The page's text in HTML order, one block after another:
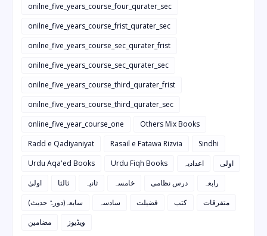
onilne_five_years_course_four_qurater_sec
onilne_five_years_course_frist_qurater_sec
onilne_five_years_course_sec_qurater_frist
onilne_five_years_course_sec_qurater_sec
onilne_five_years_course_third_qurater_frist
onilne_five_years_course_third_qurater_sec
online_five_year_course_one
Others Mix Books
Radd e Qadiyaniyat
Rasail e Fatawa Rizvia
Sindhi
Urdu Aqa'ed Books
Urdu Fiqh Books اعدادیہ
اولی
اولیٰ
ثالثا ثانیہ خامسہ درس نظامی
رابعہ
سابعہ(دورہٌ حدیث)
سادسہ فضیلت کتب
متفرقات
مضامین
ویڈیوز